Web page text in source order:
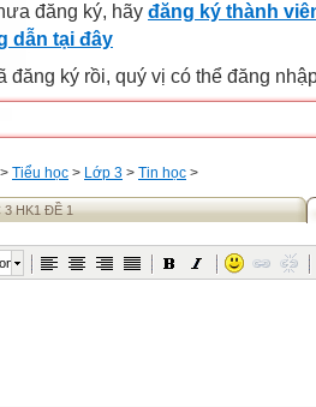
đăng ký, hãy đăng ký thành
dẫn tại đây
đăng ký rồi, quý vị có thể đăng
> Tiểu học > Lớp 3 > Tin học >
3 HK1 ĐỀ 1